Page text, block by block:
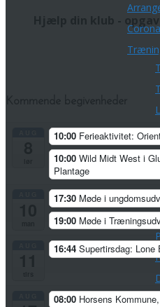
Øvrige
10:00 Ferieaktivitet:
10:00 Wild Midt West i
Plantage
17:30 Møde i
19:00 Møde i
16:44 Supertirsdag: Lone
08:00 Horsens